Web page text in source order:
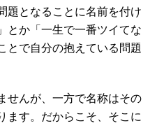
題となることに名前を付け
とか「一生で一番ツイてな
とで自分の抱えている問題
せんが、一方で名称はその
ます。だからこそ、そこに